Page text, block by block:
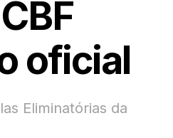
oficial
Eliminatórias da